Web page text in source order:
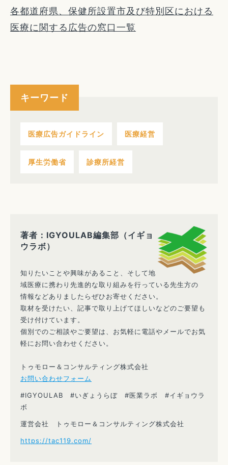
各都道府県、保健所設置市及び特別区における
医療に関する広告の窓口一覧
キーワード
医療広告ガイドライン 医療経営
厚生労働省 診療所経営
著者：IGYOULAB編集部（イギョ
ウラボ）
知りたいことや興味があること、そして地
域医療に携わり先進的な取り組みを行っている先生方の
情報などありましたらぜひお寄せください。
取材を受けたい、記事で取り上げてほしいなどのご要望も
受け付けています。
個別でのご相談やご要望は、お気軽に電話やメールでお気
軽にお問い合わせください。
トゥモロー＆コンサルティング株式会社
お問い合わせフォーム
#IGYOULAB #いぎょうらぼ #医業ラボ #イギョウラ
ボ
運営会社 トゥモロー＆コンサルティング株式会社
https://tac119.com/